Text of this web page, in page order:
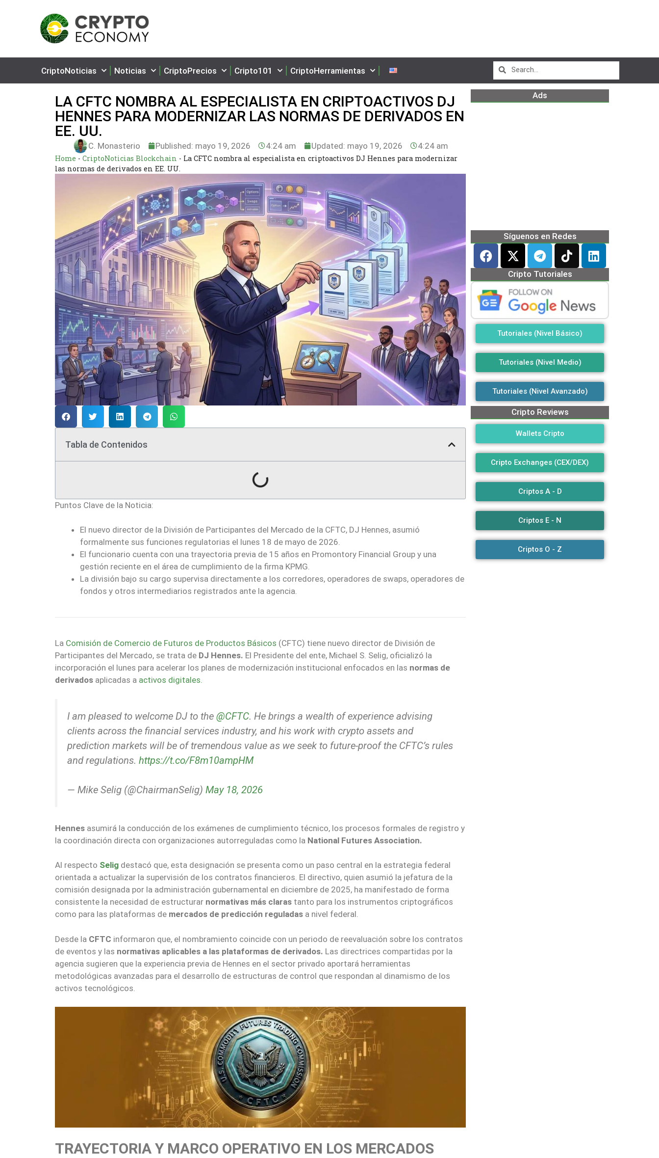
CriptoNoticias Noticias CriptoPrecios Cripto101 CriptoHerramientas
LA CFTC NOMBRA AL ESPECIALISTA EN CRIPTOACTIVOS DJ
HENNES PARA MODERNIZAR LAS NORMAS DE DERIVADOS EN
EE. UU.
C. Monasterio Published: mayo 19, 2026 4:24 am Updated: mayo 19, 2026 4:24 am
Home - CriptoNoticias Blockchain - La CFTC nombra al especialista en criptoactivos DJ Hennes para modernizar
las normas de derivados en EE. UU.
Tabla de Contenidos
Puntos Clave de la Noticia:
El nuevo director de la División de Participantes del Mercado de la CFTC, DJ Hennes, asumió
formalmente sus funciones regulatorias el lunes 18 de mayo de 2026.
El funcionario cuenta con una trayectoria previa de 15 años en Promontory Financial Group y una
gestión reciente en el área de cumplimiento de la firma KPMG.
La división bajo su cargo supervisa directamente a los corredores, operadores de swaps, operadores de
fondos y otros intermediarios registrados ante la agencia.
La Comisión de Comercio de Futuros de Productos Básicos (CFTC) tiene nuevo director de División de
Participantes del Mercado, se trata de DJ Hennes. El Presidente del ente, Michael S. Selig, oficializó la
incorporación el lunes para acelerar los planes de modernización institucional enfocados en las normas de
derivados aplicadas a activos digitales.
I am pleased to welcome DJ to the @CFTC. He brings a wealth of experience advising
clients across the financial services industry, and his work with crypto assets and
prediction markets will be of tremendous value as we seek to future-proof the CFTC’s rules
and regulations. https://t.co/F8m10ampHM
— Mike Selig (@ChairmanSelig) May 18, 2026
Hennes asumirá la conducción de los exámenes de cumplimiento técnico, los procesos formales de registro y
la coordinación directa con organizaciones autorreguladas como la National Futures Association.
Al respecto Selig destacó que, esta designación se presenta como un paso central en la estrategia federal
orientada a actualizar la supervisión de los contratos financieros. El directivo, quien asumió la jefatura de la
comisión designada por la administración gubernamental en diciembre de 2025, ha manifestado de forma
consistente la necesidad de estructurar normativas más claras tanto para los instrumentos criptográficos
como para las plataformas de mercados de predicción reguladas a nivel federal.
Desde la CFTC informaron que, el nombramiento coincide con un periodo de reevaluación sobre los contratos
de eventos y las normativas aplicables a las plataformas de derivados. Las directrices compartidas por la
agencia sugieren que la experiencia previa de Hennes en el sector privado aportará herramientas
metodológicas avanzadas para el desarrollo de estructuras de control que respondan al dinamismo de los
activos tecnológicos.
TRAYECTORIA Y MARCO OPERATIVO EN LOS MERCADOS
Ads
Síguenos en Redes
Cripto Tutoriales
Tutoriales (Nivel Básico)
Tutoriales (Nivel Medio)
Tutoriales (Nivel Avanzado)
Cripto Reviews
Wallets Cripto
Cripto Exchanges (CEX/DEX)
Criptos A - D
Criptos E - N
Criptos O - Z